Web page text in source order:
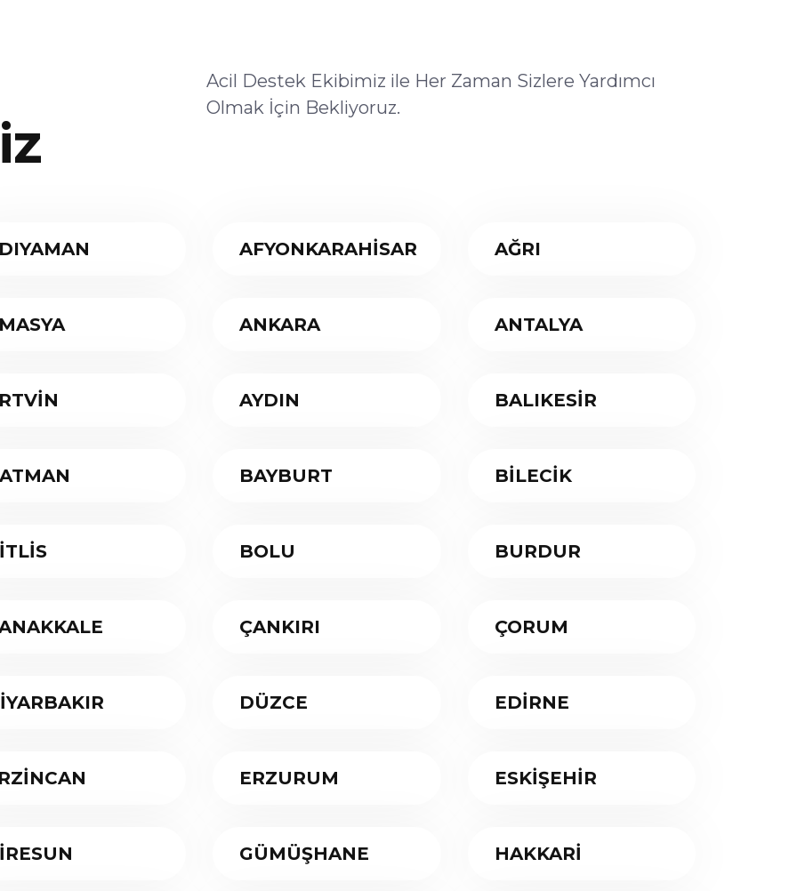
Acil Destek Ekibimiz ile Her Zaman Sizlere Yardımcı
Olmak İçin Bekliyoruz.
AFYONKARAHİSAR AĞRI
ANKARA ANTALYA
AYDIN BALIKESİR
BAYBURT BİLECİK
BOLU BURDUR
ÇANKIRI ÇORUM
DÜZCE EDİRNE
ERZURUM ESKİŞEHİR
GÜMÜŞHANE HAKKARİ